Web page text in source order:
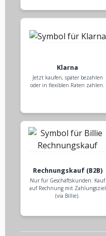
Klarna
Jetzt kaufen, später bezahlen
oder in flexiblen Raten zahlen.
Rechnungskauf (B2B)
Nur für Geschäftskunden: Kauf
auf Rechnung mit Zahlungsziel
(via Billie).